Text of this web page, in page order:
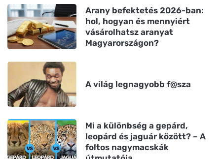
Arany befektetés 2026-ban:
hol, hogyan és mennyiért
vásárolhatsz aranyat
Magyarországon?
A világ legnagyobb f@sza
Mi a különbség a gepárd,
leopárd és jaguár között? – A
foltos nagymacskák